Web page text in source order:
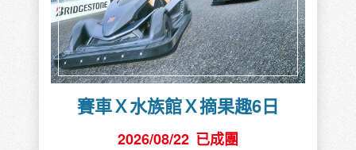
賽車Ｘ水族館Ｘ摘果趣6日
2026/08/22 已成團